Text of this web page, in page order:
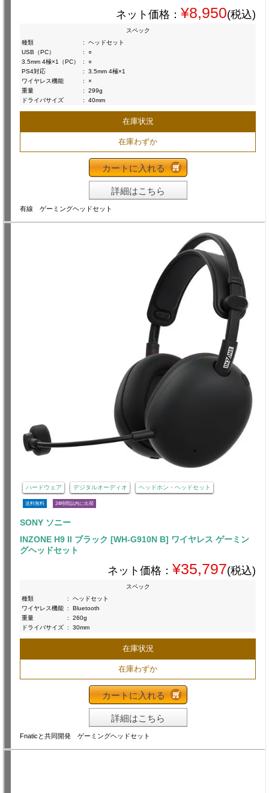
ネット価格： ¥8,950(税込)
スペック
種類
:
ヘッドセット
USB（PC）
:
○
3.5mm 4極×1（PC）
:
○
PS4対応
:
3.5mm 4極×1
ワイヤレス機能
:
×
重量
:
299g
ドライバサイズ
: 40mm
在庫状況
在庫わずか
カートに入れる
詳細はこちら
有線 ゲーミングヘッドセット
ハードウェア デジタルオーディオ ヘッドホン・ヘッドセット
送料無料 24時間以内に出荷
SONY ソニー
INZONE H9 II ブラック [WH-G910N B] ワイヤレス ゲーミン
グヘッドセット
ネット価格： ¥35,797(税込)
スペック
種類
:
ヘッドセット
ワイヤレス機能 :
Bluetooth
重量
:
260g
ドライバサイズ : 30mm
在庫状況
在庫わずか
カートに入れる
詳細はこちら
Fnaticと共同開発 ゲーミングヘッドセット